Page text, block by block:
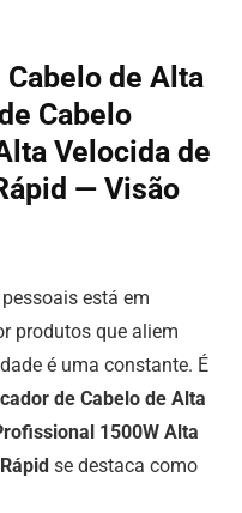
Cabelo de Alta
Cabelo
Velocida de
— Visão
está em
produtos que aliem
é uma constante. É
de Cabelo de Alta
1500W Alta
se destaca como